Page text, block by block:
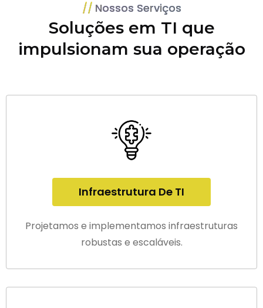
Nossos Serviços
Soluções em TI que
impulsionam sua operação
Infraestrutura De TI
Projetamos e implementamos infraestruturas
robustas e escaláveis.